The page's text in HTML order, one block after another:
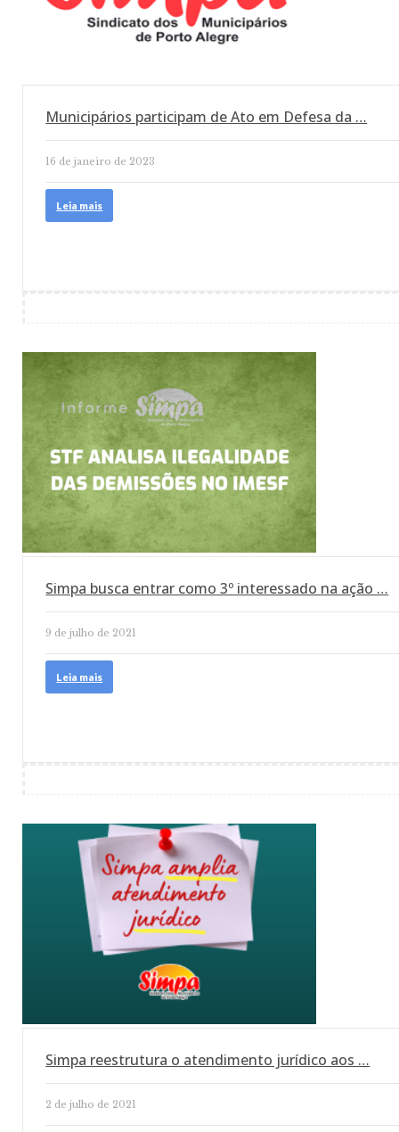
Municipários participam de Ato em Defesa da …
16 de janeiro de 2023
Leia mais
Simpa busca entrar como 3º interessado na ação …
9 de julho de 2021
Leia mais
Simpa reestrutura o atendimento jurídico aos …
2 de julho de 2021